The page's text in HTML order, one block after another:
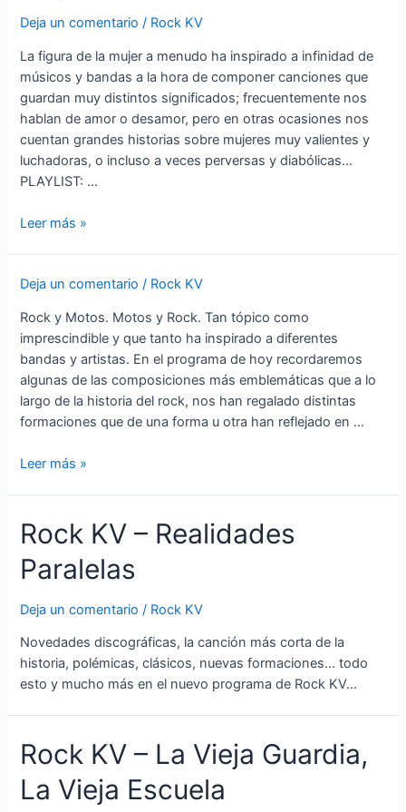
Deja un comentario / Rock KV
La figura de la mujer a menudo ha inspirado a infinidad de
músicos y bandas a la hora de componer canciones que
guardan muy distintos significados; frecuentemente nos
hablan de amor o desamor, pero en otras ocasiones nos
cuentan grandes historias sobre mujeres muy valientes y
luchadoras, o incluso a veces perversas y diabólicas…
PLAYLIST: …
Rock
Con
de
Mujer
Leer más »
Deja un comentario / Rock KV
Rock y Motos. Motos y Rock. Tan tópico como
imprescindible y que tanto ha inspirado a diferentes
bandas y artistas. En el programa de hoy recordaremos
algunas de las composiciones más emblemáticas que a lo
largo de la historia del rock, nos han regalado distintas
formaciones que de una forma u otra han reflejado en …
Rock
Moteros
Leer más »
Rock KV – Realidades
Paralelas
Deja un comentario / Rock KV
Novedades discográficas, la canción más corta de la
historia, polémicas, clásicos, nuevas formaciones… todo
esto y mucho más en el nuevo programa de Rock KV…
Rock KV – La Vieja Guardia,
La Vieja Escuela